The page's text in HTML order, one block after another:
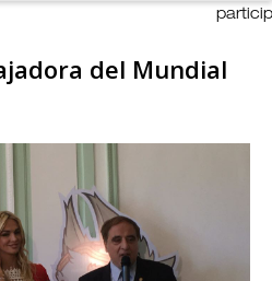
del Mundial